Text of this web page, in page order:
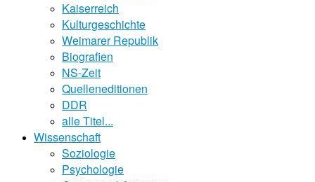
Kaiserreich
Kulturgeschichte
Weimarer Republik
Biografien
NS-Zeit
Quelleneditionen
DDR
alle Titel...
Wissenschaft
Soziologie
Psychologie